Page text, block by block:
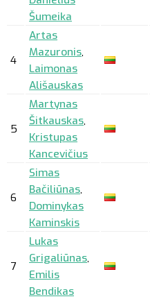
Šumeika
4
Artas
Mazuronis,
Laimonas
Ališauskas
5
Martynas
Šitkauskas,
Kristupas
Kancevičius
6
Simas
Bačiliūnas,
Dominykas
Kaminskis
7
Lukas
Grigaliūnas,
Emilis
Bendikas